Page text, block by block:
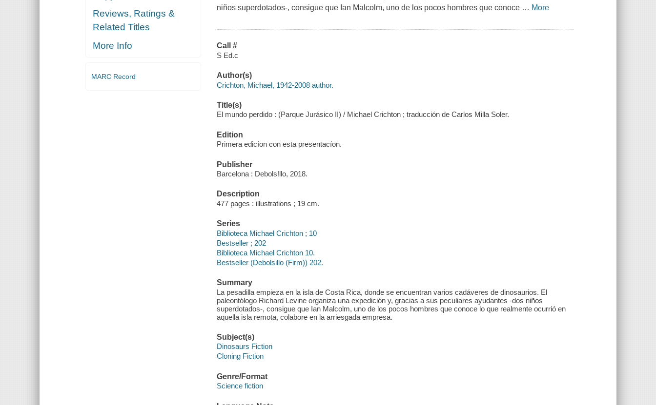
Reviews, Ratings &
Related Titles
More Info
MARC Record
niños superdotados-, consigue que Ian Malcolm, uno de los pocos hombres que conoce … More
Call #
S Ed.c
Author(s)
Crichton, Michael, 1942-2008 author.
Title(s)
El mundo perdido : (Parque Jurásico II) / Michael Crichton ; traducción de Carlos Milla Soler.
Edition
Primera edicíon con esta presentacíon.
Publisher
Barcelona : Debols!llo, 2018.
Description
477 pages : illustrations ; 19 cm.
Series
Biblioteca Michael Crichton ; 10
Bestseller ; 202
Biblioteca Michael Crichton 10.
Bestseller (Debolsillo (Firm)) 202.
Summary
La pesadilla empieza en la isla de Costa Rica, donde se encuentran varios cadáveres de dinosaurios. El
paleontólogo Richard Levine organiza una expedición y, gracias a sus peculiares ayudantes -dos niños
superdotados-, consigue que Ian Malcolm, uno de los pocos hombres que conoce lo que realmente ocurrió en
aquella isla remota, colabore en la arriesgada empresa.
Subject(s)
Dinosaurs Fiction
Cloning Fiction
Genre/Format
Science fiction